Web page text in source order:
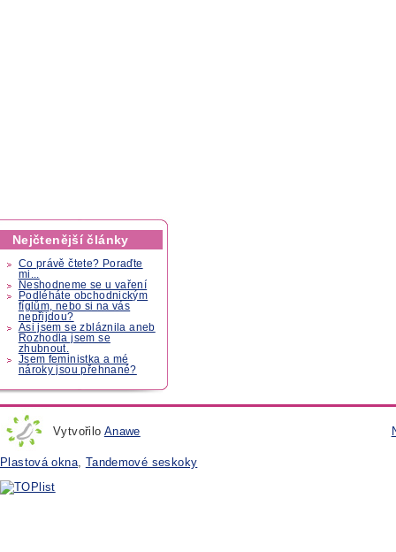
Nejčtenější články
Co právě čtete? Poraďte
mi...
Neshodneme se u vaření
Podléháte obchodnickým
fíglům, nebo si na vás
nepřijdou?
Asi jsem se zbláznila aneb
Rozhodla jsem se
zhubnout.
Jsem feministka a mé
nároky jsou přehnané?
Vytvořilo Anawe
Plastová okna, Tandemové seskoky